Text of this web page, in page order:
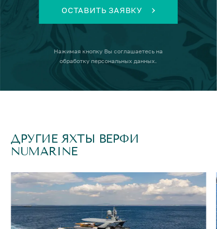
ОСТАВИТЬ ЗАЯВКУ
Нажимая кнопку Вы соглашаетесь на
обработку персональных данных.
ДРУГИЕ ЯХТЫ ВЕРФИ
NUMARINE